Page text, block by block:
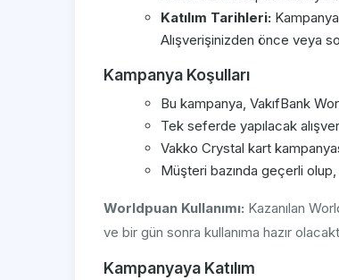
Katılım Tarihleri:
Alışverişinizden önce veya
Kampanya Koşulları
Bu kampanya, VakıfBank
Tek seferde yapılacak
Vakko Crystal kart
Müşteri bazında geçerli
Worldpuan Kullanımı: Kazanılan
ve bir gün sonra kullanıma hazır
Kampanyaya Katılım